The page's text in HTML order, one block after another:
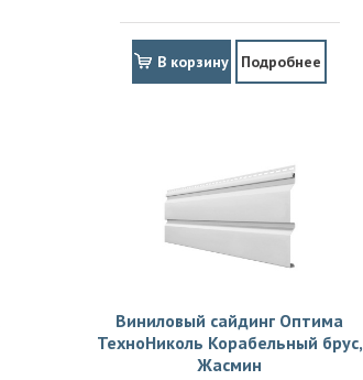
В корзину Подробнее
Виниловый сайдинг Оптима
ТехноНиколь Корабельный брус,
Жасмин